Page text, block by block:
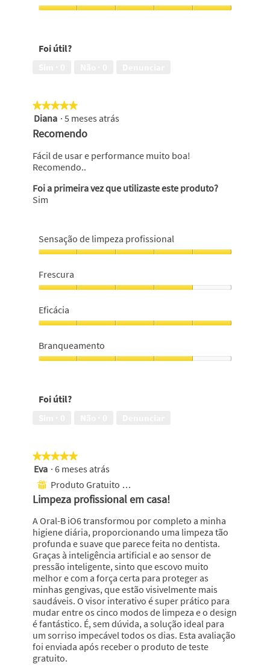
ga
a
b
r
r
u
a
j
a
o
d
em
5
Foi útil?
★★★★★
★★★★★
5
em
estrelas.
Diana · 5 meses atrás
Recomendo
Fácil de usar e performance muito boa!
Recomendo..
Foi a primeira vez que utilizaste este produto?
Sim
Sensação de limpeza profissional
de
limpeza
profissional,
5
em
5
Frescura
4
em
5
Eficácia
5
em
5
Branqueamento
5
Foi útil?
★★★★★
★★★★★
5
em
estrelas.
Eva · 6 meses atrás
⊞ Produto Gratuito Recebido
Limpeza profissional em casa!
A Oral-B iO6 transformou por completo a minha
higiene diária, proporcionando uma limpeza tão
profunda e suave que parece feita no dentista.
Graças à inteligência artificial e ao sensor de
pressão inteligente, sinto que escovo muito
melhor e com a força certa para proteger as
minhas gengivas, que estão visivelmente mais
saudáveis. O visor interativo é super prático para
mudar entre os cinco modos de limpeza e o design
é fantástico. É, sem dúvida, a solução ideal para
um sorriso impecável todos os dias. Esta avaliação
foi enviada após receber o produto de teste
gratuito.